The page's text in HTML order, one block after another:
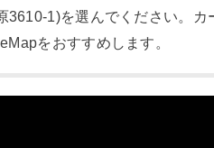
3610-1)を選んでください。カ
をおすすめします。